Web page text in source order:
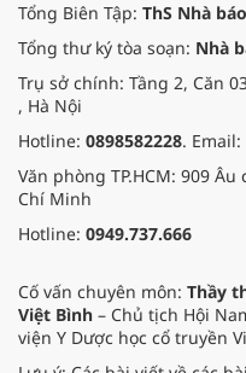
Tổng Biên Tập: ThS Nhà
Tổng thư ký tòa soạn: Nhà
Trụ sở chính: Tầng 2, Căn
, Hà Nội
Hotline: 0898582228. Email:
Văn phòng TP.HCM: 909
Chí Minh
Hotline: 0949.737.666
Cố vấn chuyên môn: Thầy
Việt Bình – Chủ tịch Hội
viện Y Dược học cổ truyền